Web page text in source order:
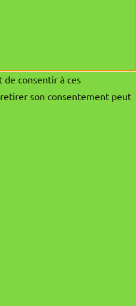
consentir à ces
son consentement peut